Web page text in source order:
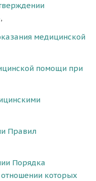
,
медицинской
помощи при
Правил
Порядка
которых